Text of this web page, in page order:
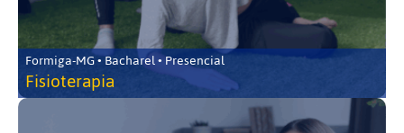
Formiga-MG • Bacharel • Presencial
Fisioterapia